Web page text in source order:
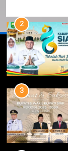
Iklan
2
3